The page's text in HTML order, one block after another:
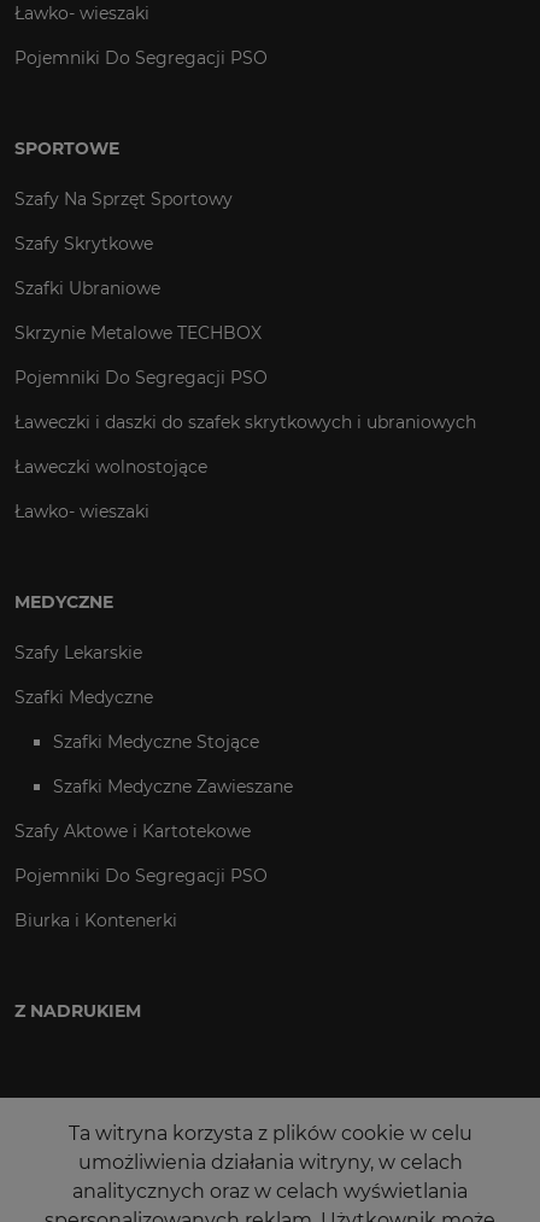
Ławko- wieszaki
Pojemniki Do Segregacji PSO
SPORTOWE
Szafy Na Sprzęt Sportowy
Szafy Skrytkowe
Szafki Ubraniowe
Skrzynie Metalowe TECHBOX
Pojemniki Do Segregacji PSO
Ławeczki i daszki do szafek skrytkowych i ubraniowych
Ławeczki wolnostojące
Ławko- wieszaki
MEDYCZNE
Szafy Lekarskie
Szafki Medyczne
Szafki Medyczne Stojące
Szafki Medyczne Zawieszane
Szafy Aktowe i Kartotekowe
Pojemniki Do Segregacji PSO
Biurka i Kontenerki
Z NADRUKIEM
Ta witryna korzysta z plików cookie w celu
umożliwienia działania witryny, w celach
analitycznych oraz w celach wyświetlania